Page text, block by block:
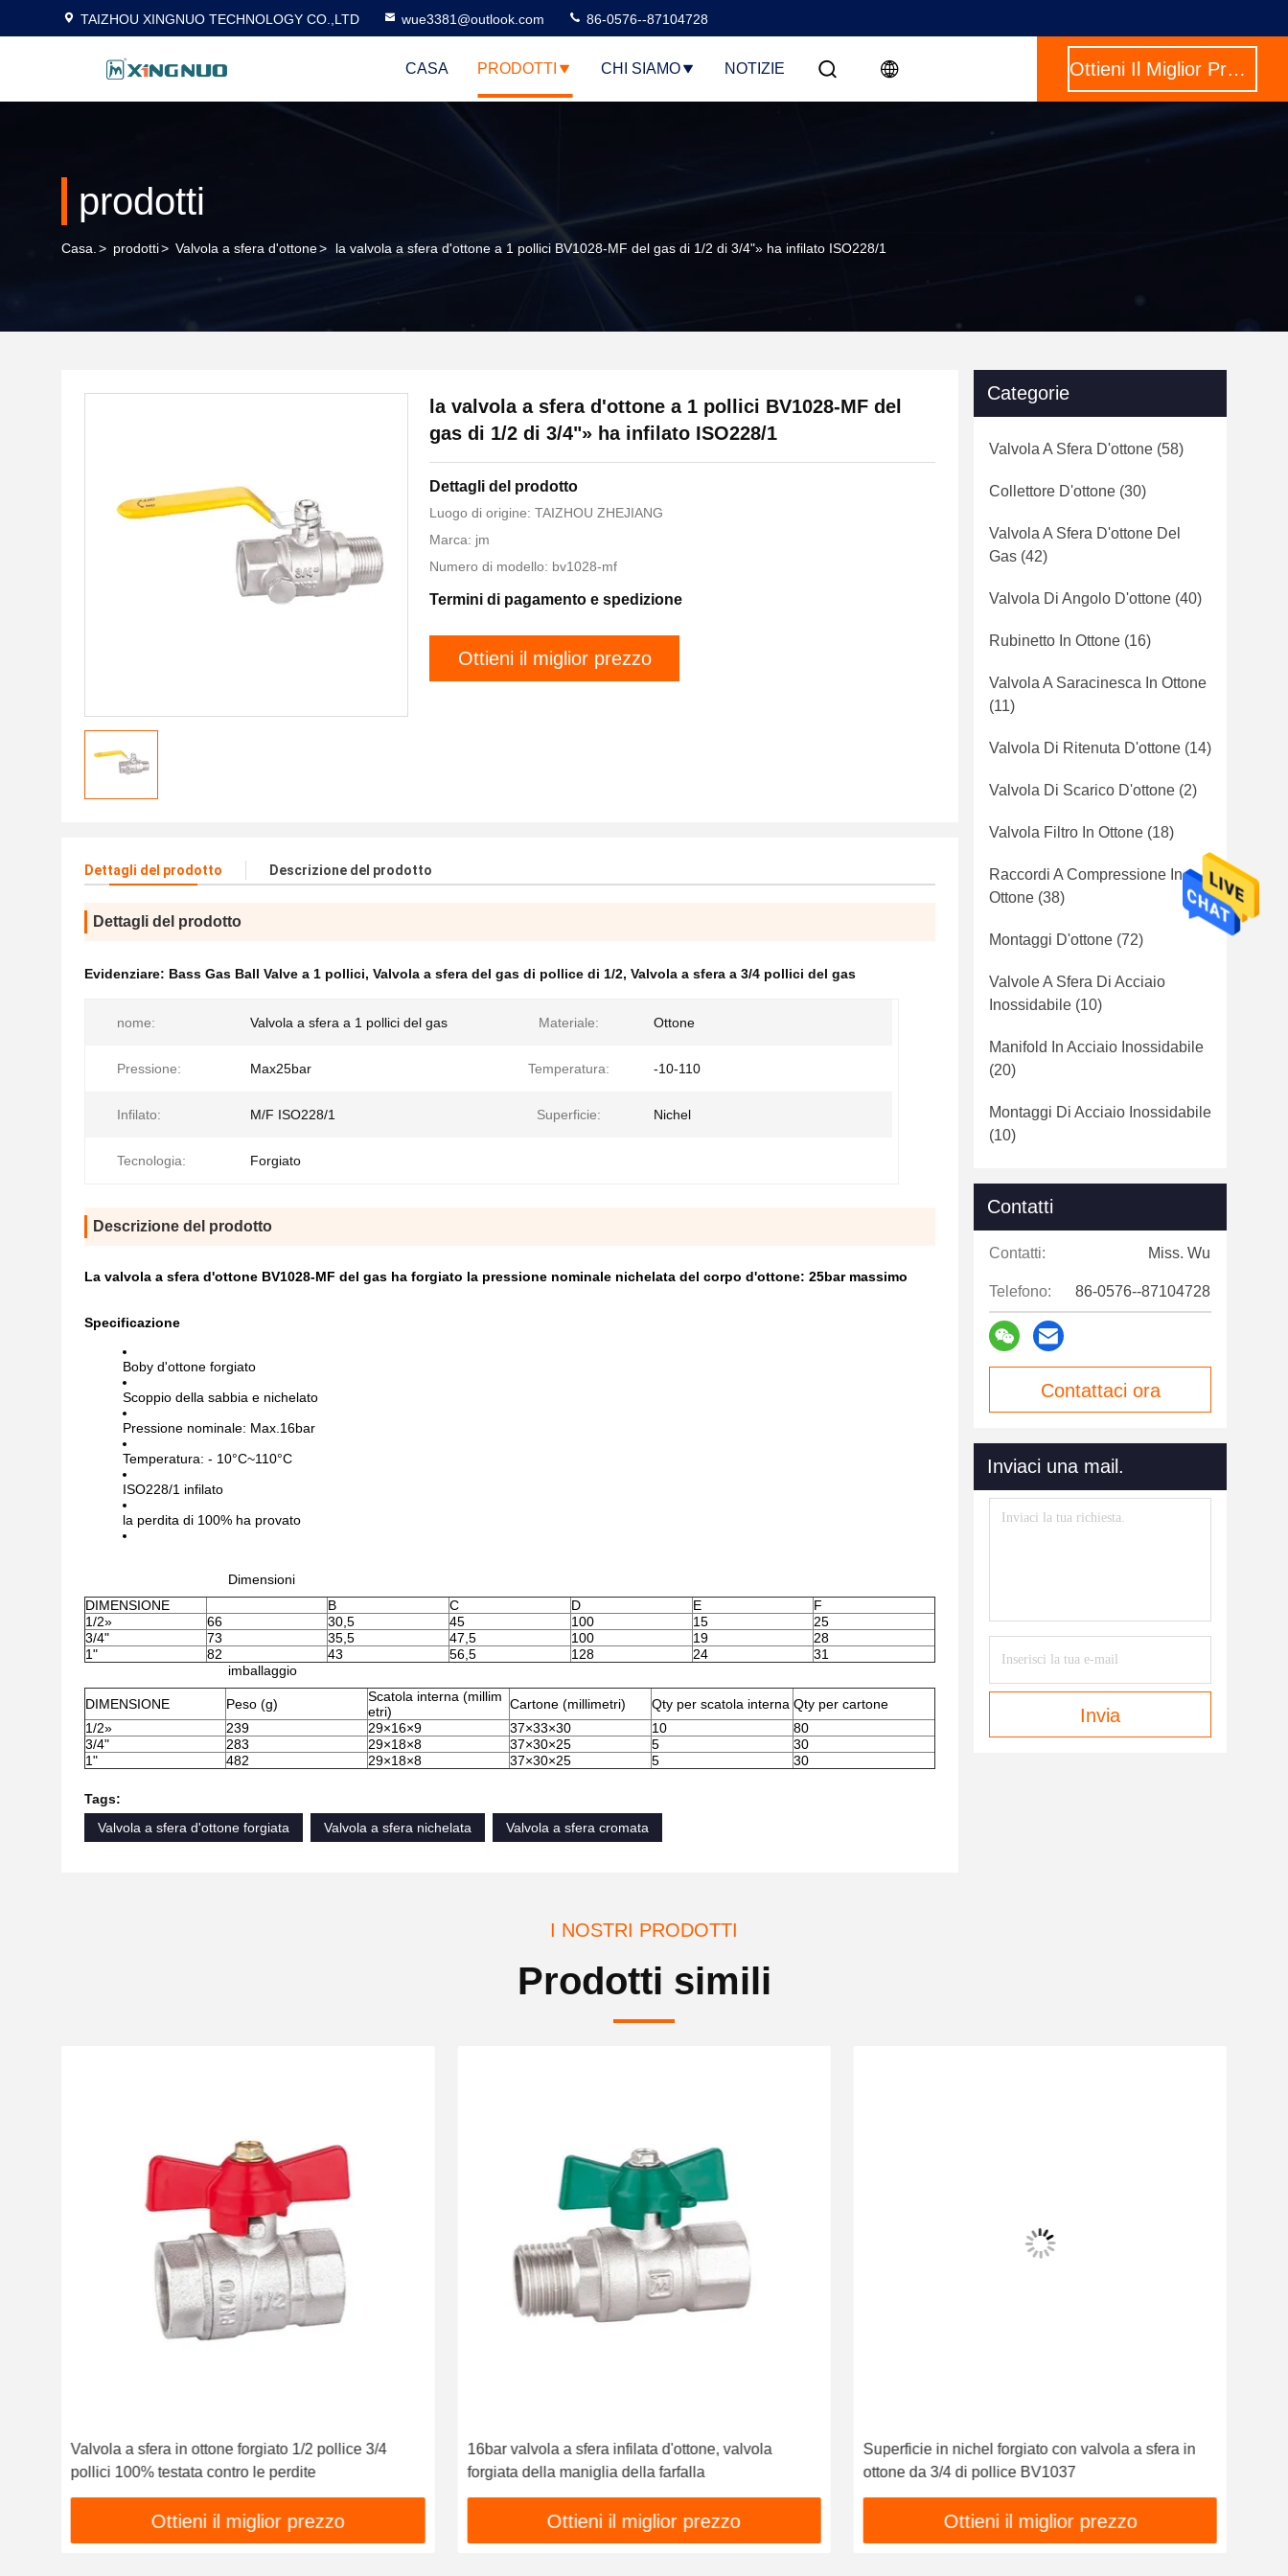
TAIZHOU XINGNUO TECHNOLOGY CO.,LTD wue3381@outlook.com 86-0576--87104728
CASA PRODOTTI CHI SIAMO NOTIZIE Ottieni Il Miglior Prezzo
prodotti
Casa. > prodotti> Valvola a sfera d'ottone> la valvola a sfera d'ottone a 1 pollici BV1028-MF del gas di 1/2 di 3/4"» ha infilato ISO228/1
la valvola a sfera d'ottone a 1 pollici BV1028-MF del
gas di 1/2 di 3/4"» ha infilato ISO228/1
Dettagli del prodotto
Luogo di origine: TAIZHOU ZHEJIANG
Marca: jm
Numero di modello: bv1028-mf
Termini di pagamento e spedizione
Ottieni il miglior prezzo
Dettagli del prodotto Descrizione del prodotto
Dettagli del prodotto
Evidenziare: Bass Gas Ball Valve a 1 pollici, Valvola a sfera del gas di pollice di 1/2, Valvola a sfera a 3/4 pollici del gas
nome: Valvola a sfera a 1 pollici del gas Materiale: Ottone
Pressione: Max25bar Temperatura: -10-110
Infilato: M/F ISO228/1 Superficie: Nichel
Tecnologia: Forgiato
Descrizione del prodotto
La valvola a sfera d'ottone BV1028-MF del gas ha forgiato la pressione nominale nichelata del corpo d'ottone: 25bar massimo
Specificazione
Boby d'ottone forgiato
Scoppio della sabbia e nichelato
Pressione nominale: Max.16bar
Temperatura: - 10°C~110°C
ISO228/1 infilato
la perdita di 100% ha provato
Dimensioni
DIMENSIONE
B C D E
F
1/2»
66 30,5 45 100 15
25
3/4"
73 35,5 47,5 100 19
28
1"
82 43 56,5 128 24
31
imballaggio
DIMENSIONE Peso (g)
Scatola interna (millim
etri)
Cartone (millimetri) Qty per scatola interna Qty per cartone
1/2»
239 29×16×9 37×33×30 10
80
3/4"
283 29×18×8 37×30×25 5
30
1"
482 29×18×8 37×30×25 5 30
Tags:
Valvola a sfera d'ottone forgiata
Valvola a sfera nichelata Valvola a sfera cromata
Categorie
Valvola A Sfera D'ottone (58)
Collettore D'ottone (30)
Valvola A Sfera D'ottone Del
Gas (42)
Valvola Di Angolo D'ottone (40)
Rubinetto In Ottone (16)
Valvola A Saracinesca In Ottone
(11)
Valvola Di Ritenuta D'ottone (14)
Valvola Di Scarico D'ottone (2)
Valvola Filtro In Ottone (18)
Raccordi A Compressione In
Ottone (38)
Montaggi D'ottone (72)
Valvole A Sfera Di Acciaio
Inossidabile (10)
Manifold In Acciaio Inossidabile
(20)
Montaggi Di Acciaio Inossidabile
(10)
Contatti
Contatti: Miss. Wu
Telefono: 86-0576--87104728
Contattaci ora
Inviaci una mail.
Invia
I NOSTRI PRODOTTI
Prodotti simili
Valvola a sfera in ottone forgiato 1/2 pollice 3/4
pollici 100% testata contro le perdite
Ottieni il miglior prezzo
16bar valvola a sfera infilata d'ottone, valvola
forgiata della maniglia della farfalla
Ottieni il miglior prezzo
Superficie in nichel forgiato con valvola a sfera in
ottone da 3/4 di pollice BV1037
Ottieni il miglior prezzo